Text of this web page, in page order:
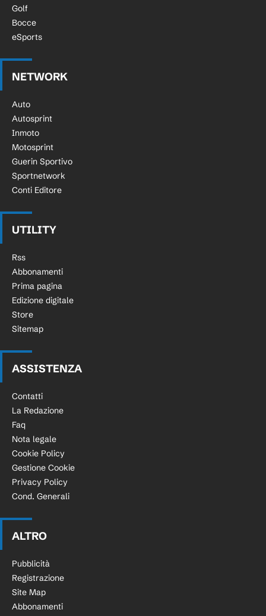
Golf
Bocce
eSports
NETWORK
Auto
Autosprint
Inmoto
Motosprint
Guerin Sportivo
Sportnetwork
Conti Editore
UTILITY
Rss
Abbonamenti
Prima pagina
Edizione digitale
Store
Sitemap
ASSISTENZA
Contatti
La Redazione
Faq
Nota legale
Cookie Policy
Gestione Cookie
Privacy Policy
Cond. Generali
ALTRO
Pubblicità
Registrazione
Site Map
Abbonamenti